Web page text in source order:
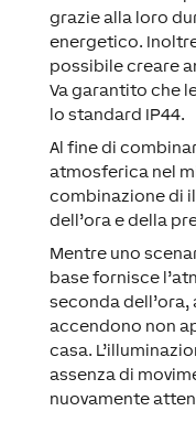
grazie alla loro
energetico.
possibile creare
Va garantito che
lo standard IP44.
Al fine di
atmosferica nel
combinazione di
dell’ora e della
Mentre uno
base fornisce
seconda dell’ora,
accendono non
casa.
assenza di
nuovamente